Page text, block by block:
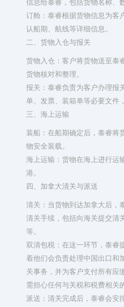
订舱：泰睿根据货物信息为客
认船期、航线等详细信息。
二、货物入仓与报关
货物入仓：客户将货物送至泰
货物核对和整理。
报关：泰睿负责为客户办理报
单、发票、装箱单等必要文件
三、海上运输
装船：在船期确定后，泰睿将
物安全装载。
海上运输：货物在海上进行运
港。
四、加拿大清关与派送
清关：当货物到达加拿大后，
清关手续，包括向海关提交清
等。
双清包税：在这一环节，泰睿
着他们会负责处理中国出口和
关事务，并为客户支付所有应
需担心任何与关税和税费相关
派送：清关完成后，泰睿会安